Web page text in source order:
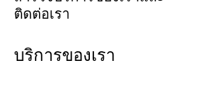
ติดต่อเรา
บริการของเรา